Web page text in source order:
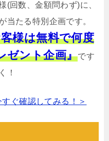
(回数、金額問わず)に、
当たる特別企画です。
様は無料で何度
ゼント企画』です
！
ぐ確認してみる！＞